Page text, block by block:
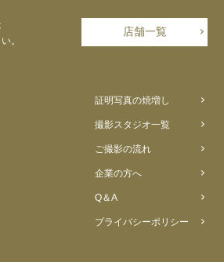
。
店舗一覧
証明写真の焼増し
撮影スタジオ一覧
ご撮影の流れ
企業の方へ
Q＆A
プライバシーポリシー